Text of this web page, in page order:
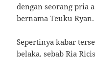
dengan seorang pria
bernama Teuku Ryan.
Sepertinya kabar
belaka, sebab Ria